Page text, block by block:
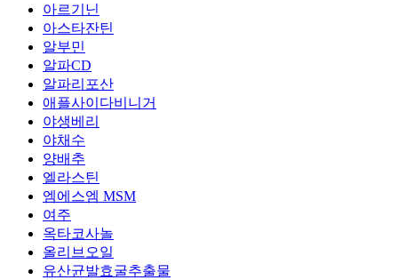
아르기닌
아스타잔틴
알부민
알파CD
알파리포산
애플사이다비니거
야생베리
야채수
양배추
엘라스틴
엠에스엠 MSM
여주
옥타코사놀
올리브오일
유산균발효굴추출물